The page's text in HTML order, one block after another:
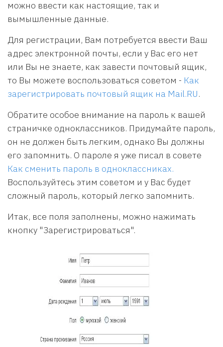
можно ввести как настоящие, так и
вымышленные данные.
Для регистрации, Вам потребуется ввести Ваш
адрес электронной почты, если у Вас его нет
или Вы не знаете, как завести почтовый ящик,
то Вы можете воспользоваться советом - Как
зарегистрировать почтовый ящик на Mail.RU.
Обратите особое внимание на пароль к вашей
страничке одноклассников. Придумайте пароль,
он не должен быть легким, однако Вы должны
его запомнить. О пароле я уже писал в совете
Как сменить пароль в одноклассниках.
Воспользуйтесь этим советом и у Вас будет
сложный пароль, который легко запомнить.
Итак, все поля заполнены, можно нажимать
кнопку "Зарегистрироваться".